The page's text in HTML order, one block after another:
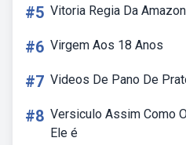
#5 Vitoria Regia Da
#6 Virgem Aos 18 Anos
#7 Videos De Pano De
#8 Versiculo Assim Como
Ele é